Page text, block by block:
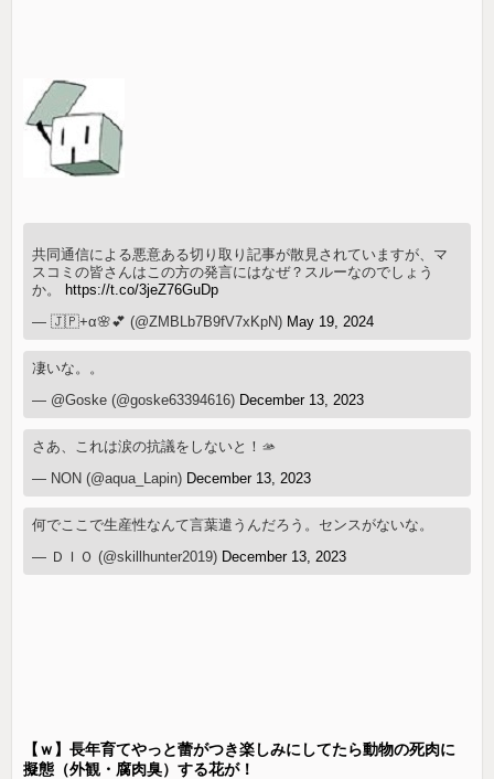
共同通信による悪意ある切り取り記事が散見されていますが、マ
スコミの皆さんはこの方の発言にはなぜ？スルーなのでしょう
か。 https://t.co/3jeZ76GuDp
— 🇯🇵+α🌸💕 (@ZMBLb7B9fV7xKpN) May 19, 2024
凄いな。。
— @Goske (@goske63394616) December 13, 2023
さあ、これは涙の抗議をしないと！🫴
— NON (@aqua_Lapin) December 13, 2023
何でここで生産性なんて言葉遣うんだろう。センスがないな。
— ＤＩＯ (@skillhunter2019) December 13, 2023
【ｗ】長年育てやっと蕾がつき楽しみにしてたら動物の死肉に
擬態（外観・腐肉臭）する花が！